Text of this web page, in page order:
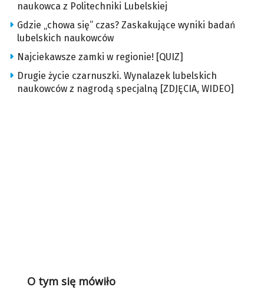
naukowca z Politechniki Lubelskiej
Gdzie „chowa się” czas? Zaskakujące wyniki badań
lubelskich naukowców
Najciekawsze zamki w regionie! [QUIZ]
Drugie życie czarnuszki. Wynalazek lubelskich
naukowców z nagrodą specjalną [ZDJĘCIA, WIDEO]
O tym się mówiło